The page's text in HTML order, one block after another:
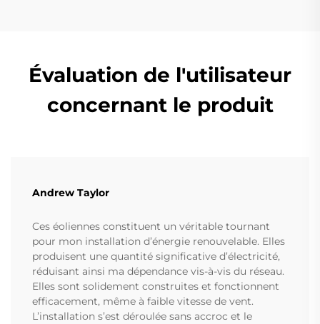
Évaluation de l'utilisateur
concernant le produit
Andrew Taylor
Ces éoliennes constituent un véritable tournant
pour mon installation d’énergie renouvelable. Elles
produisent une quantité significative d’électricité,
réduisant ainsi ma dépendance vis-à-vis du réseau.
Elles sont solidement construites et fonctionnent
efficacement, même à faible vitesse de vent.
L’installation s’est déroulée sans accroc et le